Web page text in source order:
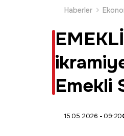
Haberler
Emekli
15.05.2026 - 09:20